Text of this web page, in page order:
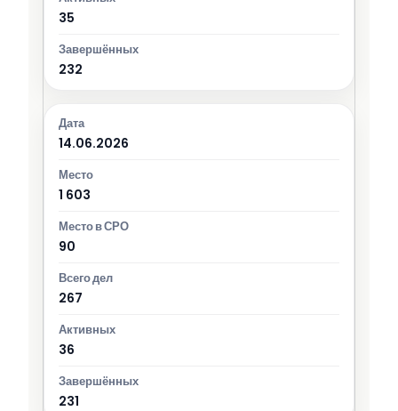
35
232
14.06.2026
1 603
90
267
36
231